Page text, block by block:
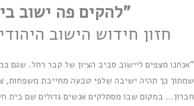
"להקים פה ישוב
חזון חידוש הישוב
"אנחנו מצפים ליישוב סביב הציון של קבר רחל. שגם
שמתוך כך תהיה ישיבה שלפי טבעה מחייבת משפחות,
חברון… במקום שבו מסתלקים אנשים גדולים שם בית